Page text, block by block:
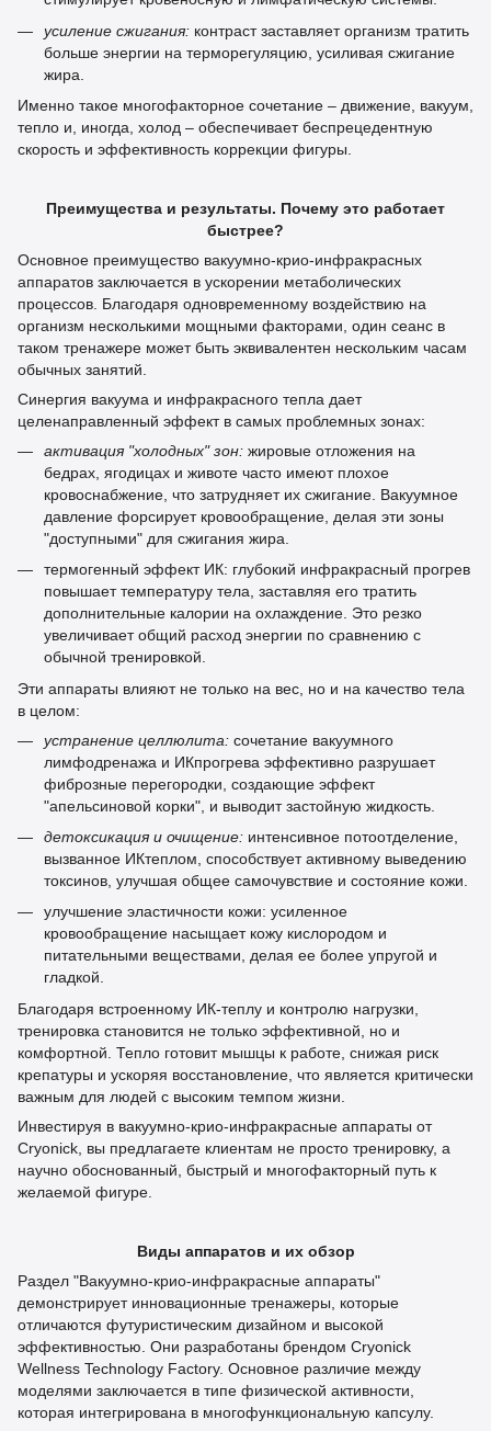
усиление сжигания: контраст заставляет организм тратить
больше энергии на терморегуляцию, усиливая сжигание
жира.
Именно такое многофакторное сочетание – движение, вакуум,
тепло и, иногда, холод – обеспечивает беспрецедентную
скорость и эффективность коррекции фигуры.
Преимущества и результаты. Почему это работает
быстрее?
Основное преимущество вакуумно-крио-инфракрасных
аппаратов заключается в ускорении метаболических
процессов. Благодаря одновременному воздействию на
организм несколькими мощными факторами, один сеанс в
таком тренажере может быть эквивалентен нескольким часам
обычных занятий.
Синергия вакуума и инфракрасного тепла дает
целенаправленный эффект в самых проблемных зонах:
активация "холодных" зон: жировые отложения на
бедрах, ягодицах и животе часто имеют плохое
кровоснабжение, что затрудняет их сжигание. Вакуумное
давление форсирует кровообращение, делая эти зоны
"доступными" для сжигания жира.
термогенный эффект ИК: глубокий инфракрасный прогрев
повышает температуру тела, заставляя его тратить
дополнительные калории на охлаждение. Это резко
увеличивает общий расход энергии по сравнению с
обычной тренировкой.
Эти аппараты влияют не только на вес, но и на качество тела
в целом:
устранение целлюлита: сочетание вакуумного
лимфодренажа и ИКпрогрева эффективно разрушает
фиброзные перегородки, создающие эффект
"апельсиновой корки", и выводит застойную жидкость.
детоксикация и очищение: интенсивное потоотделение,
вызванное ИКтеплом, способствует активному выведению
токсинов, улучшая общее самочувствие и состояние кожи.
улучшение эластичности кожи: усиленное
кровообращение насыщает кожу кислородом и
питательными веществами, делая ее более упругой и
гладкой.
Благодаря встроенному ИК-теплу и контролю нагрузки,
тренировка становится не только эффективной, но и
комфортной. Тепло готовит мышцы к работе, снижая риск
крепатуры и ускоряя восстановление, что является критически
важным для людей с высоким темпом жизни.
Инвестируя в вакуумно-крио-инфракрасные аппараты от
Cryonick, вы предлагаете клиентам не просто тренировку, а
научно обоснованный, быстрый и многофакторный путь к
желаемой фигуре.
Виды аппаратов и их обзор
Раздел "Вакуумно-крио-инфракрасные аппараты"
демонстрирует инновационные тренажеры, которые
отличаются футуристическим дизайном и высокой
эффективностью. Они разработаны брендом Cryonick
Wellness Technology Factory. Основное различие между
моделями заключается в типе физической активности,
которая интегрирована в многофункциональную капсулу.